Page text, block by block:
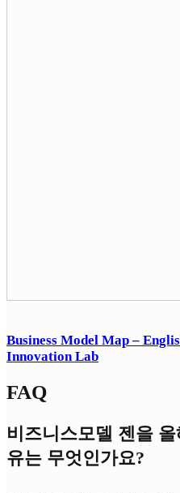
Business Model Map –
Innovation Lab
FAQ
비즈니스모델 젠을
유는 무엇인가요?